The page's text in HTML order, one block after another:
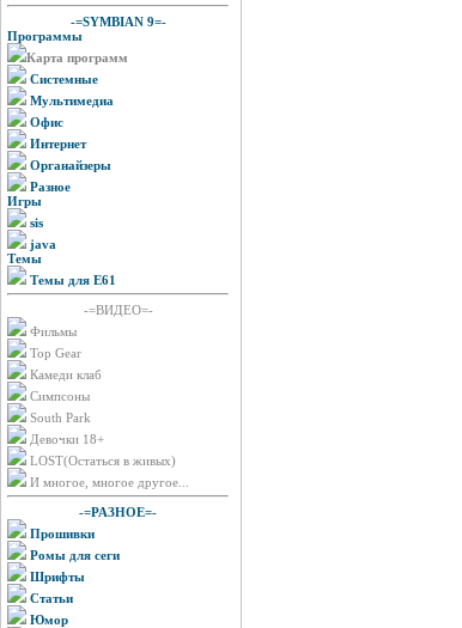
-=SYMBIAN 9=-
Программы
Карта программ
Системные
Мультимедиа
Офис
Интернет
Органайзеры
Разное
Игры
sis
java
Темы
Темы для E61
-=ВИДЕО=-
Фильмы
Top Gear
Камеди клаб
Симпсоны
South Park
Девочки 18+
LOST(Остаться в живых)
И многое, многое другое...
-=РАЗНОЕ=-
Прошивки
Ромы для сеги
Шрифты
Статьи
Юмор